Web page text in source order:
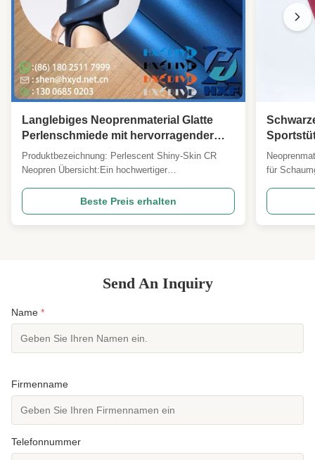
Langlebiges Neoprenmaterial Glatte
Perlenschmiede mit hervorragender
Auftriebsfähigkeit Ausdehnung
Niedrigkompressionsset für Wetsuits
Produktbezeichnung: Perlescent Shiny‐Skin CR
Neopren Übersicht:Ein hochwertiger
geschlossenzellengemachtem Schaumstoff mit
perlglanzender Haut auf dem Gesicht.Die Mikro-
Perlenbeschichtung sorgt für einen glatten
Beste Preis erhalten
für
Shore A
Isolierung
Send An Inquiry
Name *
Firmenname
Telefonnummer